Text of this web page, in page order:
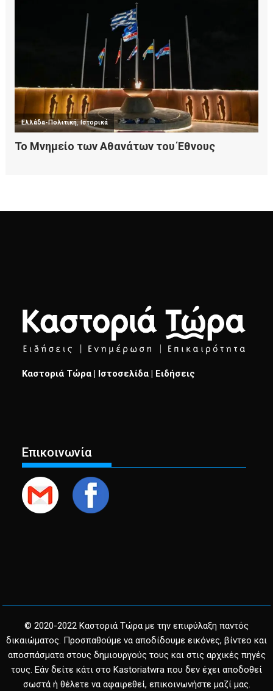
Καστοριά Τώρα | Ιστοσελίδα | Ειδήσεις
Επικοινωνία
© 2020-2022 Καστοριά Τώρα με την επιφύλαξη παντός
δικαιώματος. Προσπαθούμε να αποδίδουμε εικόνες, βίντεο και
αποσπάσματα στους δημιουργούς τους και στις αρχικές πηγές
τους. Εάν δείτε κάτι στο Kastoriatwra που δεν έχει αποδοθεί
σωστά ή θέλετε να αφαιρεθεί, επικοινωνήστε μαζί μας.